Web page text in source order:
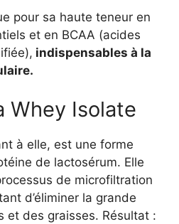
pour sa haute teneur en
et en BCAA (acides
indispensables à la
Whey Isolate
à elle, est une forme
de lactosérum. Elle
de microfiltration
d’éliminer la grande
et des graisses. Résultat :